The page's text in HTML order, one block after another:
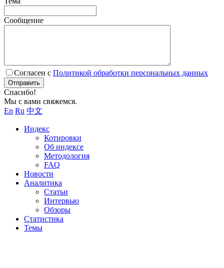
Сообщение
Согласен с Политикой обработки персональных данных
Отправить
Спасибо!
Мы с вами свяжемся.
En Ru 中文
Индекс
Котировки
Об индексе
Методология
FAQ
Новости
Аналитика
Статьи
Интервью
Обзоры
Статистика
Темы